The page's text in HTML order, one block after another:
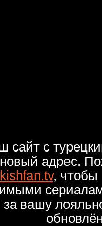
сайт с
новый адрес.
, чтобы
за вашу